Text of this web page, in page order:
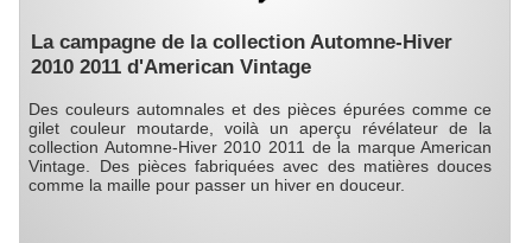
La campagne de la collection Automne-Hiver
2010 2011 d'American Vintage
Des couleurs automnales et des pièces épurées comme ce
gilet couleur moutarde, voilà un aperçu révélateur de la
collection Automne-Hiver 2010 2011 de la marque American
Vintage. Des pièces fabriquées avec des matières douces
comme la maille pour passer un hiver en douceur.